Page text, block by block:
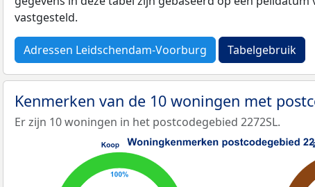
vastgesteld.
Adressen Leidschendam-Voorburg Tabelgebruik
Kenmerken van de 10 woningen met
Er zijn 10 woningen in het postcodegebied 2272SL.